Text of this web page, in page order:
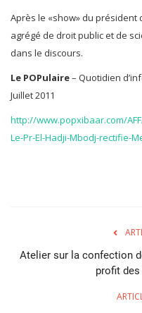
Après le «show» du président
agrégé de droit public et de
dans le discours.
Le POPulaire– Quotidien
Juillet 2011
http://www.popxibaar.com/
Le-Pr-El-Hadji-Mbodj-rectifie-
Atelier sur la confection
profit